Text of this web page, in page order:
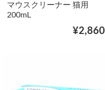
マウスクリーナー 猫用
200mL
¥2,860